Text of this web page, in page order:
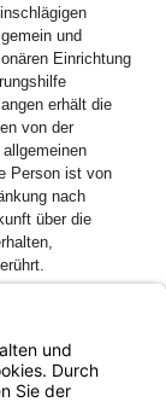
und
Einrichtung
erhält die
von der
Person ist von
nach
über die
dürfen zur
Gesundheit
oder des